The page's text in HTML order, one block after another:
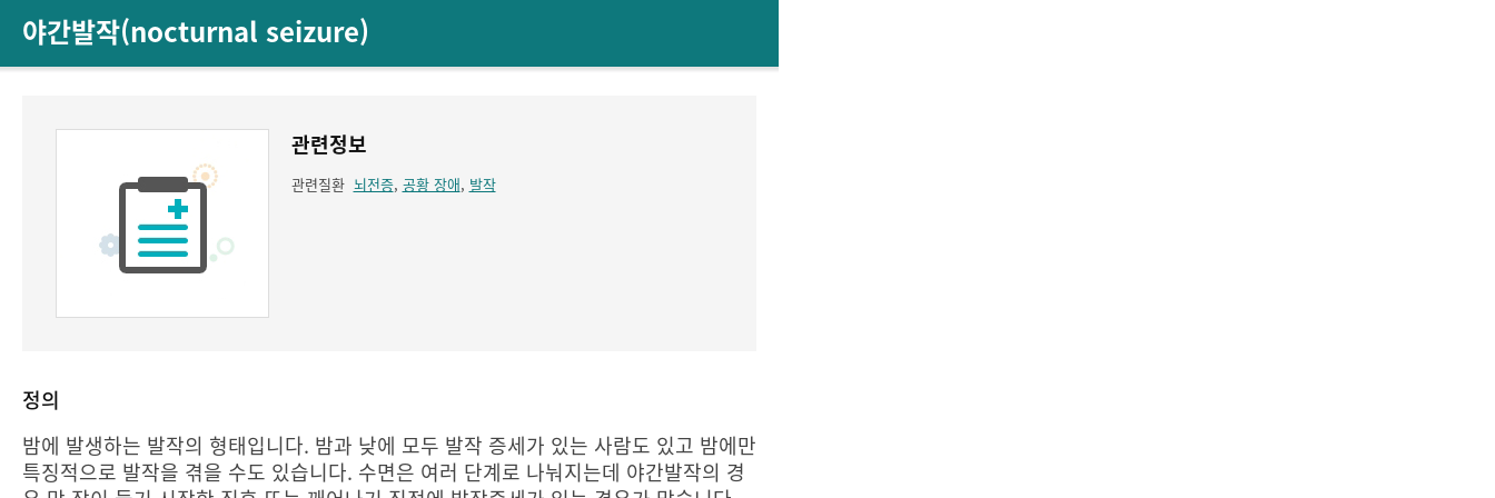
야간발작(nocturnal seizure)
관련정보
관련질환 뇌전증, 공황 장애, 발작
정의
밤에 발생하는 발작의 형태입니다. 밤과 낮에 모두 발작 증세가 있는 사람도 있고 밤에만
특징적으로 발작을 겪을 수도 있습니다. 수면은 여러 단계로 나눠지는데 야간발작의 경